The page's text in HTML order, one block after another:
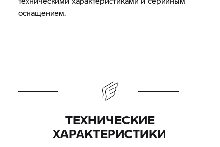
оснащением.
ТЕХНИЧЕСКИЕ
ХАРАКТЕРИСТИКИ